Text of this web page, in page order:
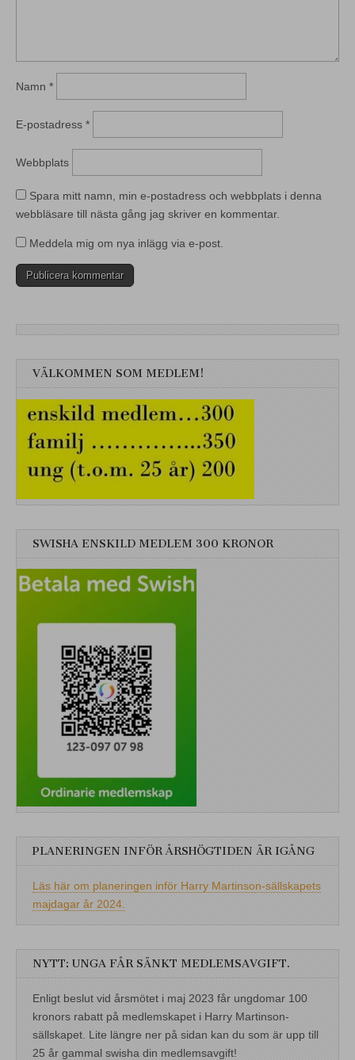
Namn *
E-postadress *
Webbplats
Spara mitt namn, min e-postadress och webbplats i denna
webbläsare till nästa gång jag skriver en kommentar.
Meddela mig om nya inlägg via e-post.
VÄLKOMMEN SOM MEDLEM!
SWISHA ENSKILD MEDLEM 300 KRONOR
PLANERINGEN INFÖR ÅRSHÖGTIDEN ÄR IGÅNG
Läs här om planeringen inför Harry Martinson-sällskapets
majdagar år 2024.
NYTT: UNGA FÅR SÄNKT MEDLEMSAVGIFT.
Enligt beslut vid årsmötet i maj 2023 får ungdomar 100
kronors rabatt på medlemskapet i Harry Martinson-
sällskapet. Lite längre ner på sidan kan du som är upp till
25 år gammal swisha din medlemsavgift!